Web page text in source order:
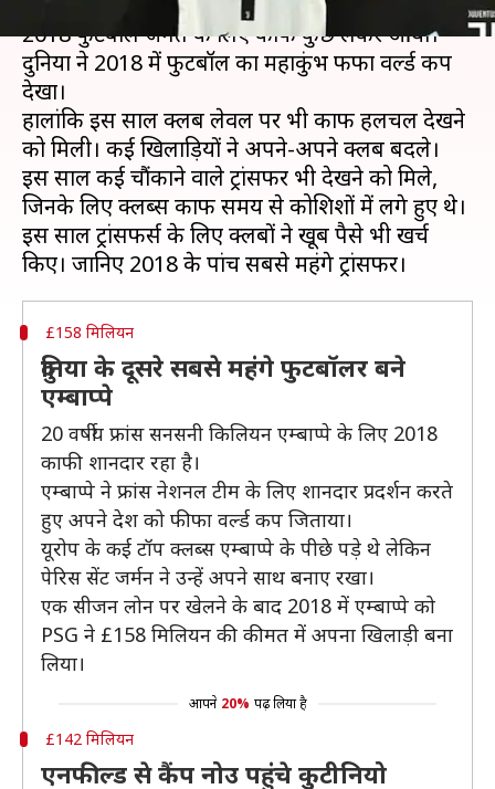
2018 फुटबॉल जगत के लिए काफी कुछ लेकर आया।
दुनिया ने 2018 में फुटबॉल का महाकुंभ फीफा वर्ल्ड कप
देखा।
हालांकि इस साल क्लब लेवल पर भी काफी हलचल देखने
को मिली। कई खिलाड़ियों ने अपने-अपने क्लब बदले।
इस साल कई चौंकाने वाले ट्रांसफर भी देखने को मिले,
जिनके लिए क्लब्स काफी समय से कोशिशों में लगे हुए थे।
इस साल ट्रांसफर्स के लिए क्लबों ने खूब पैसे भी खर्च
£158 मिलियन
दुनिया के दूसरे सबसे महंगे फुटबॉलर बने
एम्बाप्पे
20 वर्षीय फ्रांस सनसनी किलियन एम्बाप्पे के लिए 2018
काफी शानदार रहा है।
एम्बाप्पे ने फ्रांस नेशनल टीम के लिए शानदार प्रदर्शन करते
हुए अपने देश को फीफा वर्ल्ड कप जिताया।
यूरोप के कई टॉप क्लब्स एम्बाप्पे के पीछे पड़े थे लेकिन
पेरिस सेंट जर्मन ने उन्हें अपने साथ बनाए रखा।
एक सीजन लोन पर खेलने के बाद 2018 में एम्बाप्पे को
PSG ने £158 मिलियन की कीमत में अपना खिलाड़ी बना
लिया।
आपने 20% पढ़ लिया है
£142 मिलियन
एनफील्ड से कैंप नोउ पहुंचे कुटीनियो